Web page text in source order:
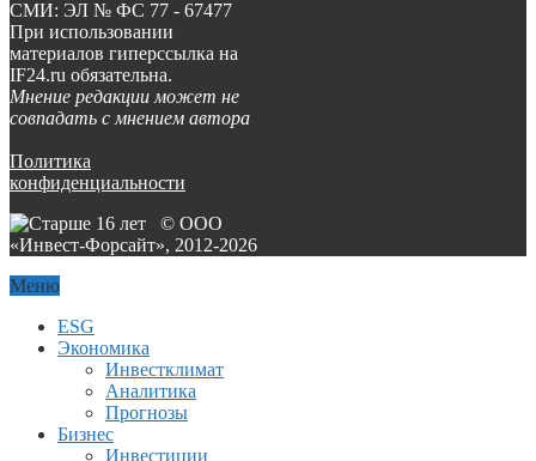
СМИ: ЭЛ № ФС 77 - 67477
При использовании
материалов гиперссылка на
IF24.ru обязательна.
Мнение редакции может не
совпадать с мнением автора
Политика
конфиденциальности
© ООО
«Инвест-Форсайт», 2012-2026
Меню
ESG
Экономика
Инвестклимат
Аналитика
Прогнозы
Бизнес
Инвестиции